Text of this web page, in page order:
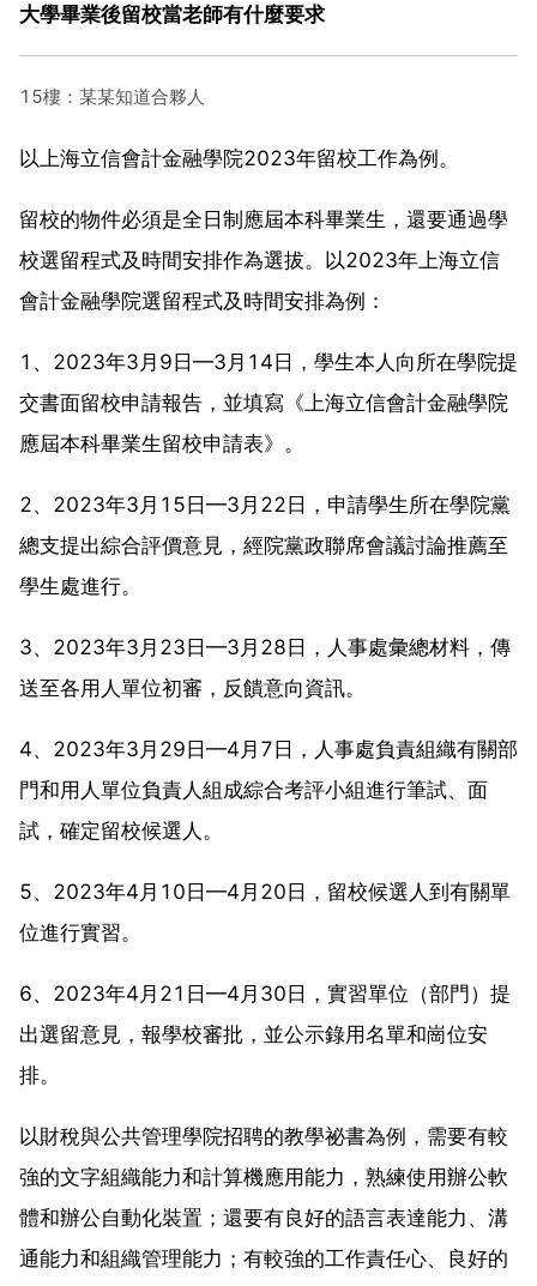
大學畢業後留校當老師有什麼要求
15樓：某某知道合夥人
以上海立信會計金融學院2023年留校工作為例。
留校的物件必須是全日制應屆本科畢業生，還要通過學
校選留程式及時間安排作為選拔。以2023年上海立信
會計金融學院選留程式及時間安排為例：
1、2023年3月9日—3月14日，學生本人向所在學院提
交書面留校申請報告，並填寫《上海立信會計金融學院
應屆本科畢業生留校申請表》。
2、2023年3月15日—3月22日，申請學生所在學院黨
總支提出綜合評價意見，經院黨政聯席會議討論推薦至
學生處進行。
3、2023年3月23日—3月28日，人事處彙總材料，傳
送至各用人單位初審，反饋意向資訊。
4、2023年3月29日—4月7日，人事處負責組織有關部
門和用人單位負責人組成綜合考評小組進行筆試、面
試，確定留校候選人。
5、2023年4月10日—4月20日，留校候選人到有關單
位進行實習。
6、2023年4月21日—4月30日，實習單位（部門）提
出選留意見，報學校審批，並公示錄用名單和崗位安
排。
以財稅與公共管理學院招聘的教學祕書為例，需要有較
強的文字組織能力和計算機應用能力，熟練使用辦公軟
體和辦公自動化裝置；還要有良好的語言表達能力、溝
通能力和組織管理能力；有較強的工作責任心、良好的